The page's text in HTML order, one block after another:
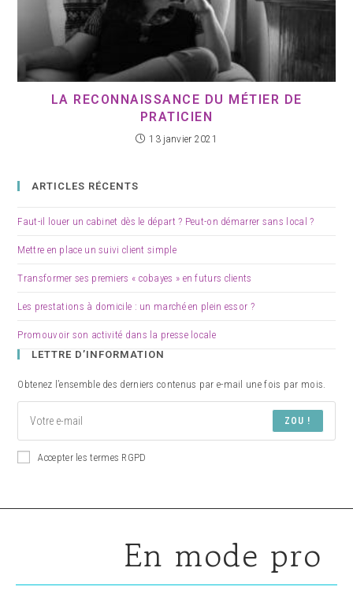
LA RECONNAISSANCE DU MÉTIER DE
PRATICIEN
13 janvier 2021
ARTICLES RÉCENTS
Faut-il louer un cabinet dès le départ ? Peut-on démarrer sans local ?
Mettre en place un suivi client simple
Transformer ses premiers « cobayes » en futurs clients
Les prestations à domicile : un marché en plein essor ?
Promouvoir son activité dans la presse locale
LETTRE D’INFORMATION
Obtenez l’ensemble des derniers contenus par e-mail une fois par mois.
ZOU !
Accepter les termes RGPD
En mode pro